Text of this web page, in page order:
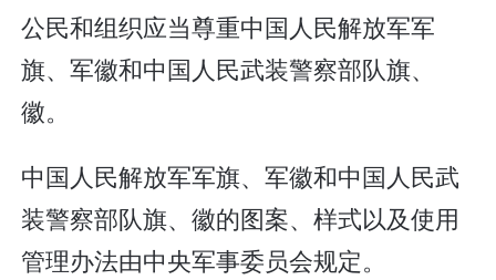
公民和组织应当尊重中国人民解放军军
旗、军徽和中国人民武装警察部队旗、
徽。
中国人民解放军军旗、军徽和中国人民武
装警察部队旗、徽的图案、样式以及使用
管理办法由中央军事委员会规定。